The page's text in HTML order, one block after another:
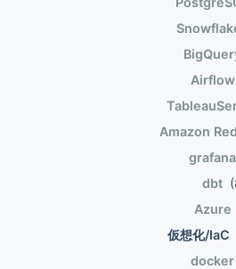
np.dot(x, self.W) def loss(self, x, t): z =
self.predict(x) y = softmax(z) loss =
cross_entropy_error(y, t) return loss
simpleNet() x =
たのが以下。 あえてパ
失関数の値を計算する
値微分が何と何の演算
分するという操作が自
img_show(img): pil_img =
Image.fromarray(np.uint8(img))
(x_train, t_train),
t_train[0] bimg =
img_show(bimg) こんなのが出る。(28x28しかな
くて小さすぎなので
begin{pmatrix} a_{11}
begin{pmatrix}w_{11}
w_{22} end{pmatrix} + begin{pmatrix}b_1 \\b_1
end{pmatrix} \\ &=&
w_{21} x_2 + b_1 \\
b_1end{pmatrix} end{eqnarray}
np.array([x1,x2]) w =
[w12,w22]]) b = np.array([b1,b1])
= np.dot(x,w) + b #
数としてsigmoid関数
Airflow
Amazon
grafana
dbt
Azure
仮想化/IaC
docker